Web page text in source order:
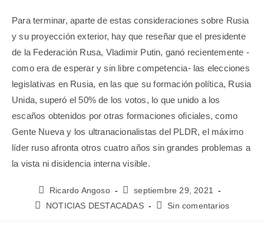
Para terminar, aparte de estas consideraciones sobre Rusia
y su proyección exterior, hay que reseñar que el presidente
de la Federación Rusa, Vladimir Putin, ganó recientemente -
como era de esperar y sin libre competencia- las elecciones
legislativas en Rusia, en las que su formación política, Rusia
Unida, superó el 50% de los votos, lo que unido a los
escaños obtenidos por otras formaciones oficiales, como
Gente Nueva y los ultranacionalistas del PLDR, el máximo
líder ruso afronta otros cuatro años sin grandes problemas a
la vista ni disidencia interna visible.
Ricardo Angoso
septiembre 29, 2021
NOTICIAS DESTACADAS
Sin comentarios